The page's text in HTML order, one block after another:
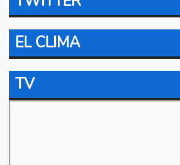
EL CLIMA
TV